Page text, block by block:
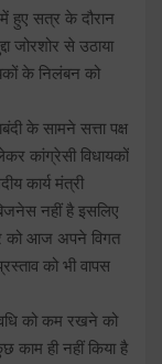
हुए सत्र के दौरान
जोरशोर से उठाया
के निलंबन को
के सामने सत्ता पक्ष
कांग्रेसी विधायकों
कार्य मंत्री
नहीं है इसलिए
को आज अपने विगत
को भी वापस
को कम रखने को
ही नहीं किया है